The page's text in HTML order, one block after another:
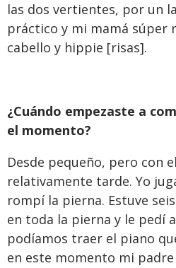
las dos vertientes, por un
práctico y mi mamá súper
cabello y hippie [risas].
¿Cuándo empezaste a
el momento?
Desde pequeño, pero con
relativamente tarde. Yo
rompí la pierna. Estuve
en toda la pierna y le pedí
podíamos traer el piano
en este momento mi